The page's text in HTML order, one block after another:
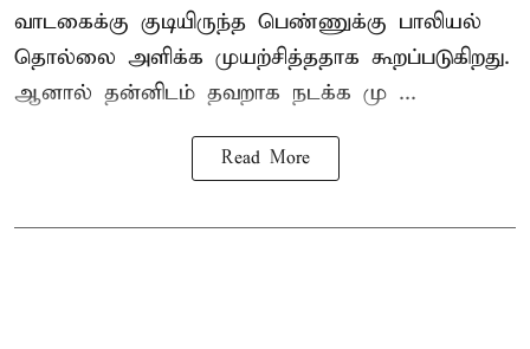
வாடகைக்கு குடியிருந்த பெண்ணுக்கு பாலியல்
தொல்லை அளிக்க முயற்சித்ததாக கூறப்படுகிறது.
ஆனால் தன்னிடம் தவறாக நடக்க மு ...
Read More